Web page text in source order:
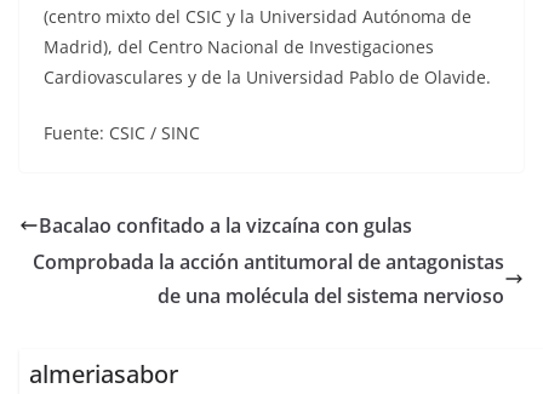
(centro mixto del CSIC y la Universidad Autónoma de
Madrid), del Centro Nacional de Investigaciones
Cardiovasculares y de la Universidad Pablo de Olavide.
Fuente: CSIC / SINC
Bacalao confitado a la vizcaína con gulas
Comprobada la acción antitumoral de antagonistas
de una molécula del sistema nervioso
almeriasabor